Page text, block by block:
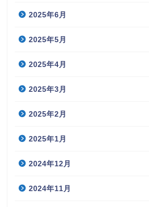
2025年6月
2025年5月
2025年4月
2025年3月
2025年2月
2025年1月
2024年12月
2024年11月